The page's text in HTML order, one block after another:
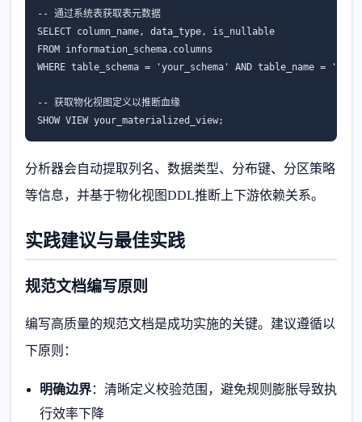
-- 通过系统表获取表元数据
SELECT column_name, data_type, is_nullable
FROM information_schema.columns
WHERE table_schema = 'your_schema' AND table_name =
-- 获取物化视图定义以推断血缘
SHOW VIEW your_materialized_view;
分析器会自动提取列名、数据类型、分布键、分区策略
等信息，并基于物化视图DDL推断上下游依赖关系。
实践建议与最佳实践
规范文档编写原则
编写高质量的规范文档是成功实施的关键。建议遵循以
下原则：
明确边界：清晰定义校验范围，避免规则膨胀导致执
行效率下降